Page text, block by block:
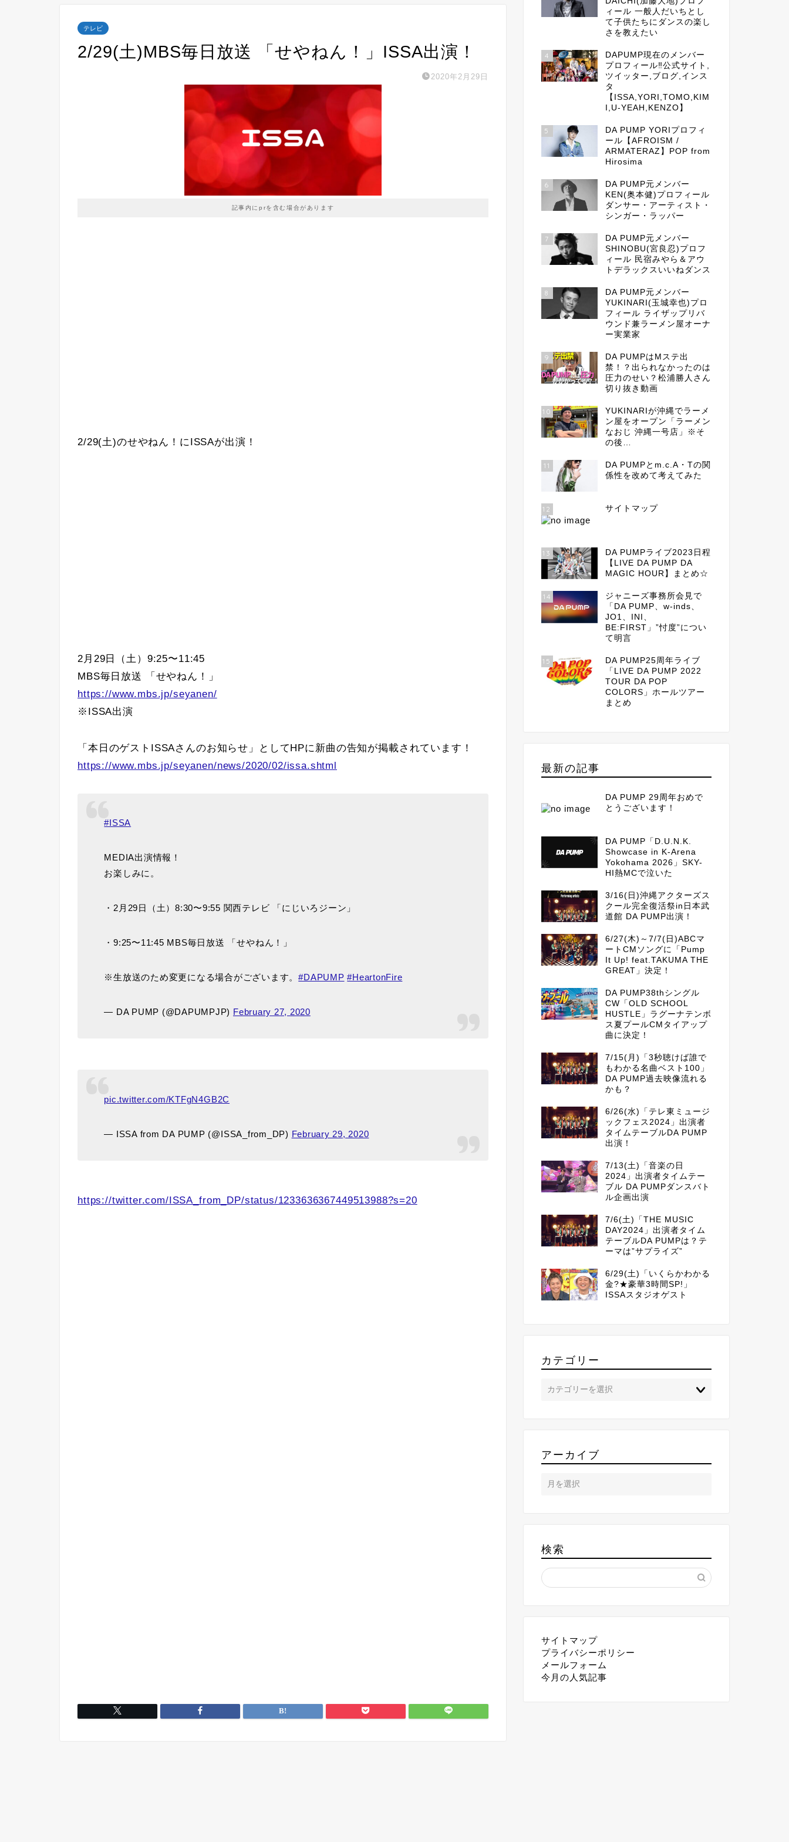
テレビ
2/29(土)MBS毎日放送 「せやねん！」ISSA出演！
2020年2月29日
記事内にprを含む場合があります
2/29(土)のせやねん！にISSAが出演！
2月29日（土）9:25〜11:45
MBS毎日放送 「せやねん！」
https://www.mbs.jp/seyanen/
※ISSA出演
「本日のゲストISSAさんのお知らせ」としてHPに新曲の告知が掲載されています！
https://www.mbs.jp/seyanen/news/2020/02/issa.shtml
#ISSA
MEDIA出演情報！
お楽しみに。
・2月29日（土）8:30〜9:55 関西テレビ 「にじいろジーン」
・9:25〜11:45 MBS毎日放送 「せやねん！」
※生放送のため変更になる場合がございます。#DAPUMP #HeartonFire
— DA PUMP (@DAPUMPJP) February 27, 2020
pic.twitter.com/KTFgN4GB2C
— ISSA from DA PUMP (@ISSA_from_DP) February 29, 2020
https://twitter.com/ISSA_from_DP/status/1233636367449513988?s=20
ィール 一般人だいちとし
て子供たちにダンスの楽し
さを教えたい
4
DAPUMP現在のメンバー
プロフィール‼公式サイト,
ツイッター,ブログ,インス
タ
【ISSA,YORI,TOMO,KIM
I,U-YEAH,KENZO】
5
DA PUMP YORIプロフィ
ール【AFROISM /
ARMATERAZ】POP from
Hirosima
6
DA PUMP元メンバー
KEN(奥本健)プロフィール
ダンサー・アーティスト・
シンガー・ラッパー
7
DA PUMP元メンバー
SHINOBU(宮良忍)プロフ
ィール 民宿みやら＆アウ
トデラックスいいねダンス
8
DA PUMP元メンバー
YUKINARI(玉城幸也)プロ
フィール ライザップリバ
ウンド兼ラーメン屋オーナ
ー実業家
9
DA PUMPはMステ出
禁！？出られなかったのは
圧力のせい？松浦勝人さん
切り抜き動画
10
YUKINARIが沖縄でラーメ
ン屋をオープン「ラーメン
なおじ 沖縄一号店」※そ
の後…
11
DA PUMPとm.c.A・Tの関
係性を改めて考えてみた
12 サイトマップ
13
DA PUMPライブ2023日程
【LIVE DA PUMP DA
MAGIC HOUR】まとめ☆
14
ジャニーズ事務所会見で
「DA PUMP、w-inds、
JO1、INI、
BE:FIRST」”忖度”につい
て明言
15
DA PUMP25周年ライブ
「LIVE DA PUMP 2022
TOUR DA POP
COLORS」ホールツアー
まとめ
最新の記事
DA PUMP 29周年おめで
とうございます！
DA PUMP「D.U.N.K.
Showcase in K-Arena
Yokohama 2026」SKY-
HI熱MCで泣いた
3/16(日)沖縄アクターズス
クール完全復活祭in日本武
道館 DA PUMP出演！
6/27(木)～7/7(日)ABCマ
ートCMソングに「Pump
It Up! feat.TAKUMA THE
GREAT」決定！
DA PUMP38thシングル
CW「OLD SCHOOL
HUSTLE」ラグーナテンボ
ス夏プールCMタイアップ
曲に決定！
7/15(月)「3秒聴けば誰で
もわかる名曲ベスト100」
DA PUMP過去映像流れる
かも？
6/26(水)「テレ東ミュージ
ックフェス2024」出演者
タイムテーブルDA PUMP
出演！
7/13(土)「音楽の日
2024」出演者タイムテー
ブル DA PUMPダンスバト
ル企画出演
7/6(土)「THE MUSIC
DAY2024」出演者タイム
テーブルDA PUMPは？テ
ーマは”サプライズ”
6/29(土)「いくらかわかる
金?★豪華3時間SP!」
ISSAスタジオゲスト
カテゴリー
アーカイブ
検索
サイトマップ
プライバシーポリシー
メールフォーム
今月の人気記事